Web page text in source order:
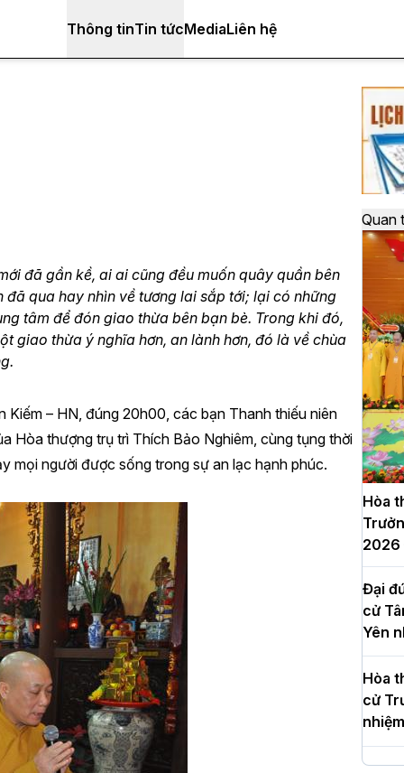
Thông tinTin tứcMediaLiên hệ
đã gần kề, ai ai cũng đều muốn quây quần bên
qua hay nhìn về tương lai sắp tới; lại có những
tâm để đón giao thừa bên bạn bè. Trong khi đó,
giao thừa ý nghĩa hơn, an lành hơn, đó là về chùa
– HN, đúng 20h00, các bạn Thanh thiếu niên
Hòa thượng trụ trì Thích Bảo Nghiêm, cùng tụng thời
mọi người được sống trong sự an lạc hạnh phúc.
Quan
Hòa
2026
Đại
cử
Yên
Hòa
cử
Hà